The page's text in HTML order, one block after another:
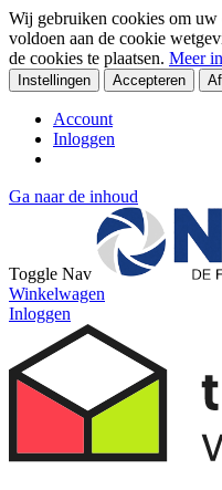
Wij gebruiken cookies om uw
voldoen aan de cookie
de cookies te plaatsen. Meer
Instellingen Accepteren
Account
Inloggen
Ga naar de inhoud
Toggle Nav
Winkelwagen
Inloggen